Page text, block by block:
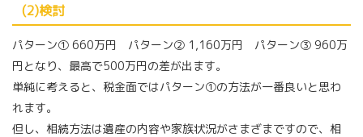
(2)検討
パターン① 660万円 パターン② 1,160万円 パターン③ 960万
円となり、最高で500万円の差が出ます。
単純に考えると、税金面ではパターン①の方法が一番良いと思わ
れます。
但し、相続方法は遺産の内容や家族状況がさまざまですので、相